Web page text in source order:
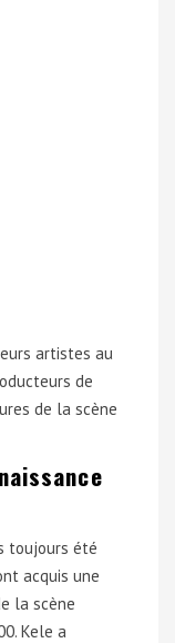
artistes au
de
de la scène
toujours été
acquis une
la scène
Kele a